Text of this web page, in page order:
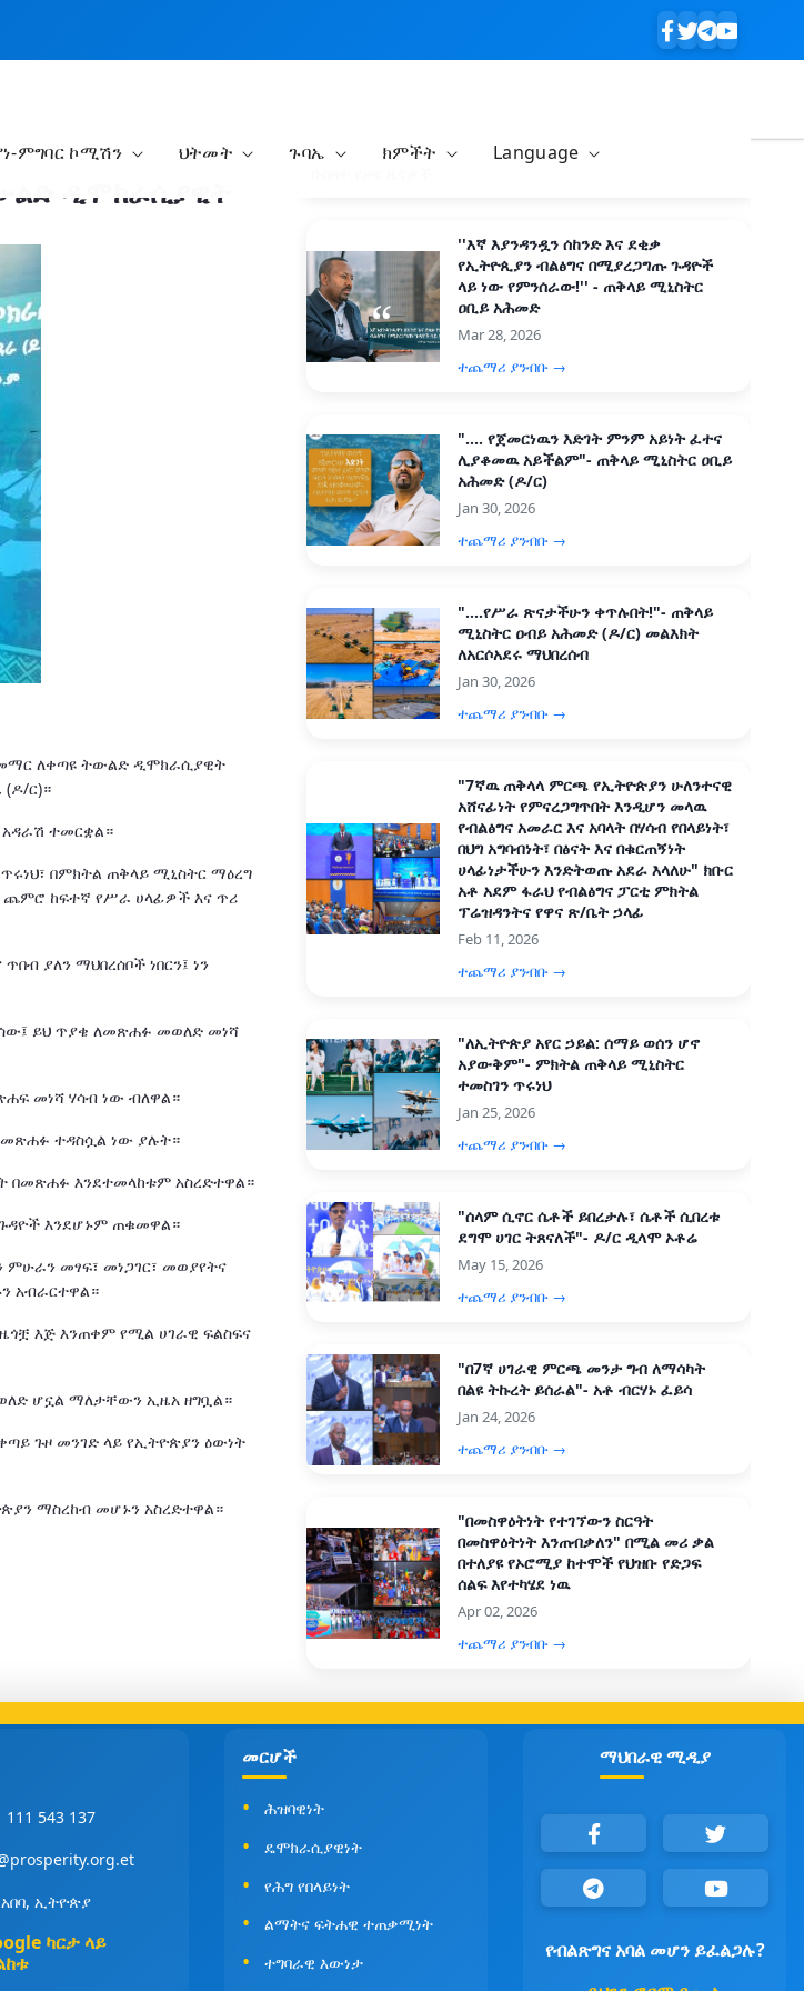
ምግባር ኮሚሽን ህትመት ጉባኤ ክምችት Language
ዲሞክራሲያዊት
ለቀጣዩ ትውልድ ዲሞክራሲያዊት
ር)።
አዳራሽ ተመርቋል።
በምክትል ጠቅላይ ሚኒስትር ማዕረግ
ጨምሮ ከፍተኛ የሥራ ሀላፊዎች እና ጥሪ
ያለን ማህበረሰቦች ነበርን፤ ነን
ይህ ጥያቄ ለመጽሐፉ መወለድ መነሻ
መነሻ ሃሳብ ነው ብለዋል።
ተዳስሷል ነው ያሉት።
በመጽሐፉ እንደተመላከቱም አስረድተዋል።
እንደሆኑም ጠቁመዋል።
መፃፍ፣ መነጋገር፣ መወያየትና
አብራርተዋል።
እጅ እንጠቀም የሚል ሀገራዊ ፍልስፍና
ሆኗል ማለታቸውን ኢዜአ ዘግቧል።
ጉዞ መንገድ ላይ የኢትዮጵያን ዕውነት
ማስረከብ መሆኑን አስረድተዋል።
''እኛ እያንዳንዷን ሰከንድ እና ደቂቃ
የኢትዮጲያን ብልፅግና በሚያረጋግጡ ጉዳዮች
ላይ ነው የምንሰራው!'' - ጠቅላይ ሚኒስትር
ዐቢይ አሕመድ
Mar 28, 2026
ተጨማሪ ያንብቡ →
".... የጀመርነዉን እድገት ምንም አይነት ፈተና
ሊያቆመዉ አይችልም"- ጠቅላይ ሚኒስትር ዐቢይ
አሕመድ (ዶ/ር)
Jan 30, 2026
ተጨማሪ ያንብቡ →
"....የሥራ ጽናታችሁን ቀጥሉበት!"- ጠቅላይ
ሚኒስትር ዐብይ አሕመድ (ዶ/ር) መልእክት
ለአርሶአደሩ ማህበረሰብ
Jan 30, 2026
ተጨማሪ ያንብቡ →
"7ኛዉ ጠቅላላ ምርጫ የኢትዮጵያን ሁለንተናዊ
አሸናፊነት የምናረጋግጥበት እንዲሆን መላዉ
የብልፅግና አመራር እና አባላት በሃሳብ የበላይነት፣
በህግ አግባብነት፣ በፅናት እና በቁርጠኝነት
ሀላፊነታችሁን እንድትወጡ አደራ እላለሁ" ክቡር
አቶ አደም ፋራህ የብልፅግና ፓርቲ ምክትል
ፕሬዝዳንትና የዋና ጽ/ቤት ኃላፊ
Feb 11, 2026
ተጨማሪ ያንብቡ →
"ለኢትዮጵያ አየር ኃይል: ሰማይ ወሰን ሆኖ
አያውቅም"- ምክትል ጠቅላይ ሚኒስትር
ተመስገን ጥሩነህ
Jan 25, 2026
ተጨማሪ ያንብቡ →
"ሰላም ሲኖር ሴቶች ይበረታሉ፣ ሴቶች ሲበረቱ
ደግሞ ሀገር ትጸናለች"- ዶ/ር ዲላሞ ኦቶሬ
May 15, 2026
ተጨማሪ ያንብቡ →
"በ7ኛ ሀገራዊ ምርጫ መንታ ግብ ለማሳካት
በልዩ ትኩረት ይሰራል"- አቶ ብርሃኑ ፈይሳ
Jan 24, 2026
ተጨማሪ ያንብቡ →
"በመስዋዕትነት የተገኘውን ስርዓት
በመስዋዕትነት እንጠብቃለን" በሚል መሪ ቃል
በተለያዩ የኦሮሚያ ከተሞች የህዝቡ የድጋፍ
ሰልፍ እየተካሄደ ነዉ
Apr 02, 2026
ተጨማሪ ያንብቡ →
111 543 137
ኢትዮጵያ
ካርታ ላይ
መርሆች
ሕዝባዊነት
ዴሞክራሲያዊነት
የሕግ የበላይነት
ልማትና ፍትሐዊ ተጠቃሚነት
ተግባራዊ እውነታ
ማህበራዊ ሚዲያ
የብልጽግና አባል መሆን ይፈልጋሉ?